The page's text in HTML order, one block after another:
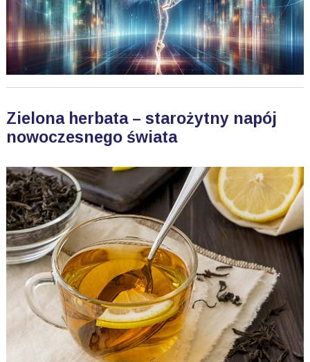
Zielona herbata – starożytny napój
nowoczesnego świata